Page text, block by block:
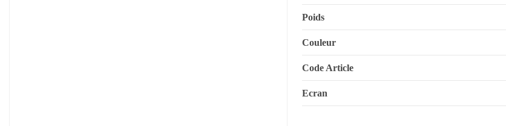
Poids
Couleur
Code Article
Ecran